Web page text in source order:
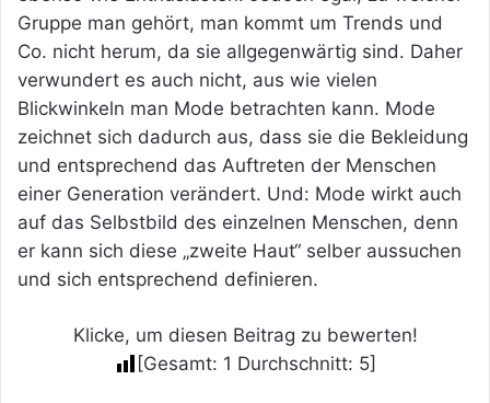
Gruppe man gehört, man kommt um Trends und
Co. nicht herum, da sie allgegenwärtig sind. Daher
verwundert es auch nicht, aus wie vielen
Blickwinkeln man Mode betrachten kann. Mode
zeichnet sich dadurch aus, dass sie die Bekleidung
und entsprechend das Auftreten der Menschen
einer Generation verändert. Und: Mode wirkt auch
auf das Selbstbild des einzelnen Menschen, denn
er kann sich diese „zweite Haut“ selber aussuchen
und sich entsprechend definieren.
Klicke, um diesen Beitrag zu bewerten!
[Gesamt: 1 Durchschnitt: 5]